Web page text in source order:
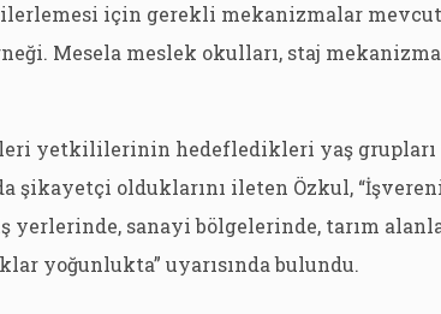
için gerekli mekanizmalar
Mesela meslek okulları, staj
yetkililerinin hedefledikleri yaş grupları
şikayetçi olduklarını ileten Özkul,
yerlerinde, sanayi bölgelerinde, tarım
yoğunlukta” uyarısında bulundu.